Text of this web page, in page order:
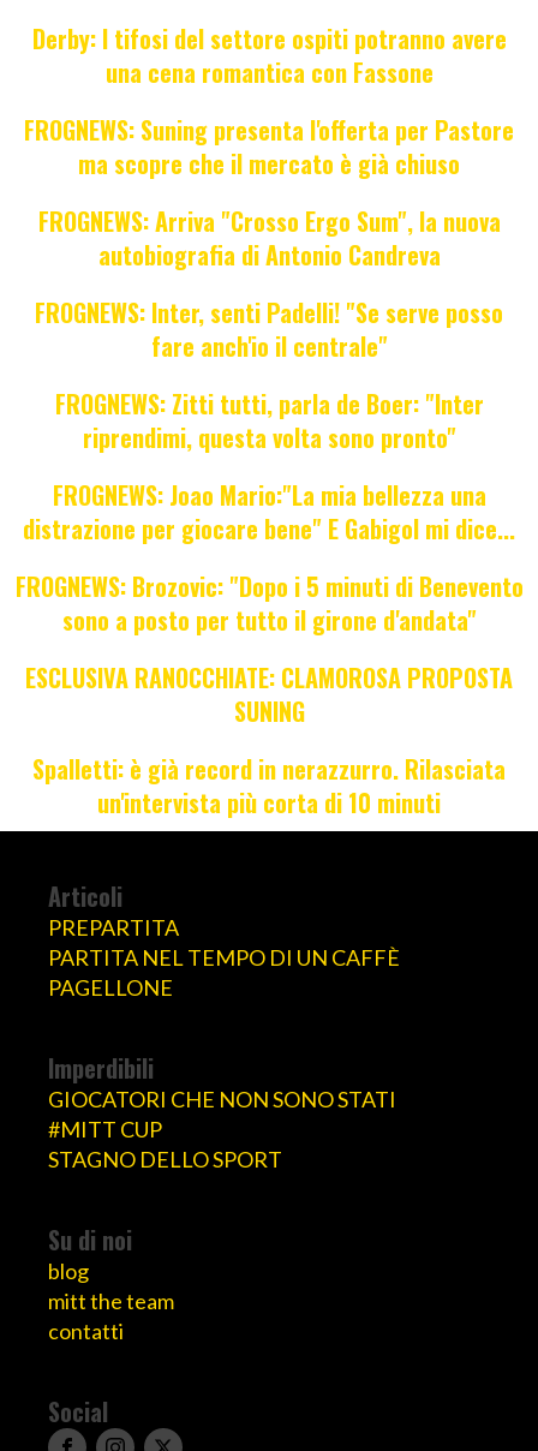
Derby: I tifosi del settore ospiti potranno avere
una cena romantica con Fassone
FROGNEWS: Suning presenta l'offerta per Pastore
ma scopre che il mercato è già chiuso
FROGNEWS: Arriva "Crosso Ergo Sum", la nuova
autobiografia di Antonio Candreva
FROGNEWS: Inter, senti Padelli! "Se serve posso
fare anch'io il centrale"
FROGNEWS: Zitti tutti, parla de Boer: "Inter
riprendimi, questa volta sono pronto"
FROGNEWS: Joao Mario:"La mia bellezza una
distrazione per giocare bene" E Gabigol mi dice...
FROGNEWS: Brozovic: "Dopo i 5 minuti di Benevento
sono a posto per tutto il girone d'andata"
ESCLUSIVA RANOCCHIATE: CLAMOROSA PROPOSTA
SUNING
Spalletti: è già record in nerazzurro. Rilasciata
un'intervista più corta di 10 minuti
Articoli
PREPARTITA
PARTITA NEL TEMPO DI UN CAFFÈ
PAGELLONE
Imperdibili
GIOCATORI CHE NON SONO STATI
#MITT CUP
STAGNO DELLO SPORT
Su di noi
blog
mitt the team
contatti
Social